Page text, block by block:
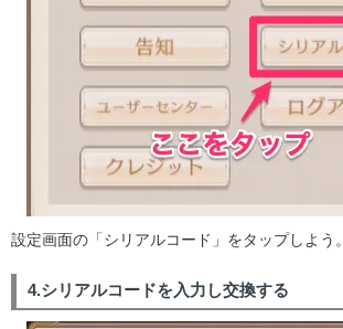
設定画面の「シリアルコード」をタップしよう。
4.シリアルコードを入力し交換する